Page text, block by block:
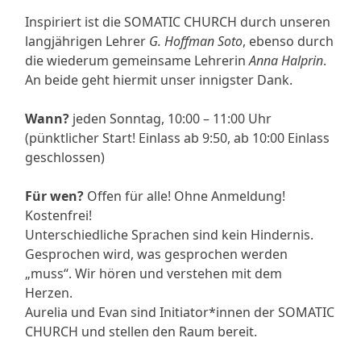
Inspiriert ist die SOMATIC CHURCH durch unseren
langjährigen Lehrer G. Hoffman Soto, ebenso durch
die wiederum gemeinsame LehrerinAnna Halprin.
An beide geht hiermit unser innigster Dank.
Wann? jeden Sonntag, 10:00 – 11:00 Uhr
(pünktlicher Start! Einlass ab 9:50, ab 10:00 Einlass
geschlossen)
Für wen? Offen für alle! Ohne Anmeldung!
Kostenfrei!
Unterschiedliche Sprachen sind kein Hindernis.
Gesprochen wird, was gesprochen werden
„muss“. Wir hören und verstehen mit dem
Herzen.
Aurelia und Evan sind Initiator*innen der SOMATIC
CHURCH und stellen den Raum bereit.